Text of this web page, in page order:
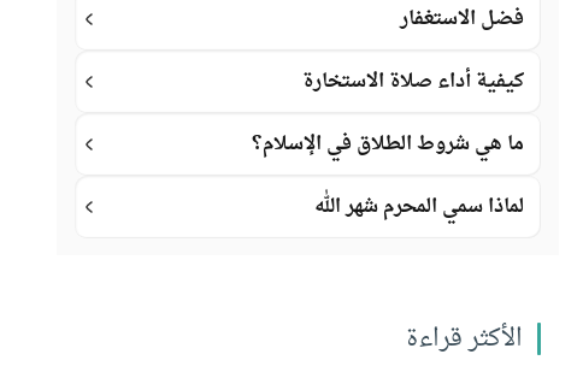
فضل الاستغفار
كيفية أداء صلاة الاستخارة
ما هي شروط الطلاق في الإسلام؟
لماذا سمي المحرم شهر الله
الأكثر قراءة